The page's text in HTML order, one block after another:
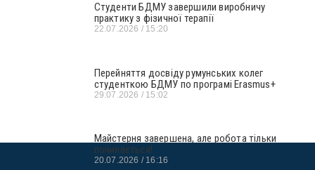
Студенти БДМУ завершили виробничу
практику з фізичної терапії
22.07.2026 15:20
Перейняття досвіду румунських колег
студенткою БДМУ по програмі Erasmus+
29.07.2026 15:02
Майстерня завершена, але робота тільки
починається!
20.07.2026 16:16